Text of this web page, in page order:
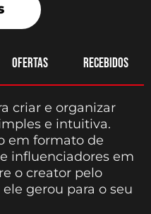
ofertas recebidos
criar e organizar
e intuitiva.
em formato de
influenciadores em
o creator pelo
gerou para o seu